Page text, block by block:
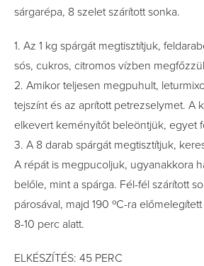
sárgarépa, 8 szelet szárított sonka.
1. Az 1 kg spárgát megtisztítjuk,
sós, cukros, citromos vízben
2. Amikor teljesen megpuhult,
tejszínt és az aprított petrezselymet. A
elkevert keményítőt beleöntjük, egyet
3. A 8 darab spárgát megtisztítjuk,
A répát is megpucoljuk, ugyanakkora
belőle, mint a spárga. Fél-fél szárított
párosával, majd 190 ºC-ra
8-10 perc alatt.
ELKÉSZÍTÉS: 45 PERC